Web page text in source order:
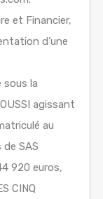
et Financier,
d’une
sous la
agissant
au
de SAS
920 euros,
CINQ